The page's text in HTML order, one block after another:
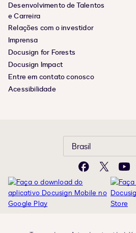
Desenvolvimento de Talentos
e Carreira
Relações com o investidor
Imprensa
Docusign for Forests
Docusign Impact
Entre em contato conosco
Acessibilidade
Brasil
Facebook
X